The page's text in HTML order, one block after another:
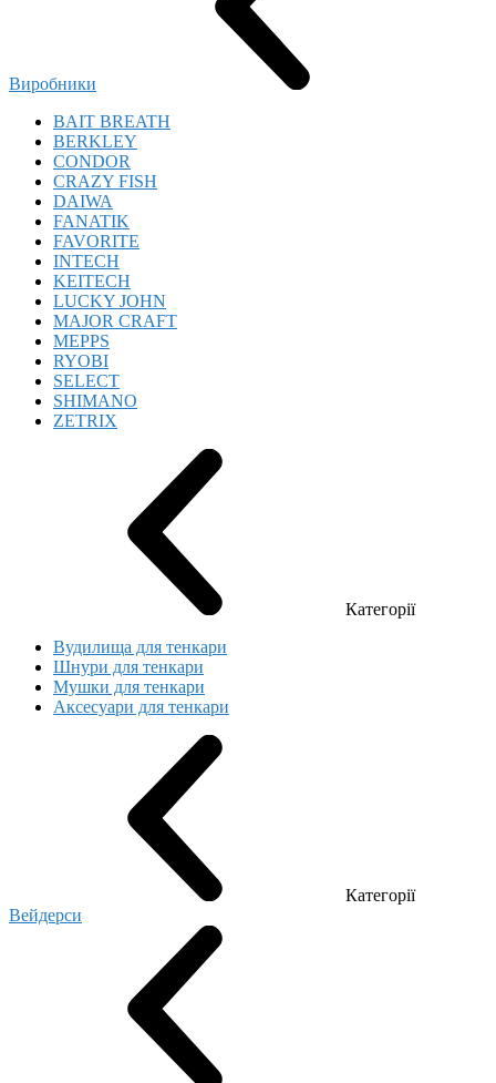
Виробники
BAIT BREATH
BERKLEY
CONDOR
CRAZY FISH
DAIWA
FANATIK
FAVORITE
INTECH
KEITECH
LUCKY JOHN
MAJOR CRAFT
MEPPS
RYOBI
SELECT
SHIMANO
ZETRIX
Категорії
Вудилища для тенкари
Шнури для тенкари
Мушки для тенкари
Аксесуари для тенкари
Категорії
Вейдерси